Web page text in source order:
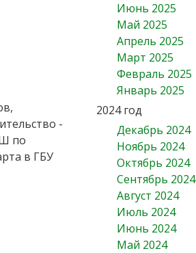
-
по
в ГБУ
Июнь 2025
Май 2025
Апрель 2025
Март 2025
Февраль 2025
Январь 2025
2024 год
Декабрь 2024
Ноябрь 2024
Октябрь 2024
Сентябрь 2024
Август 2024
Июль 2024
Июнь 2024
Май 2024